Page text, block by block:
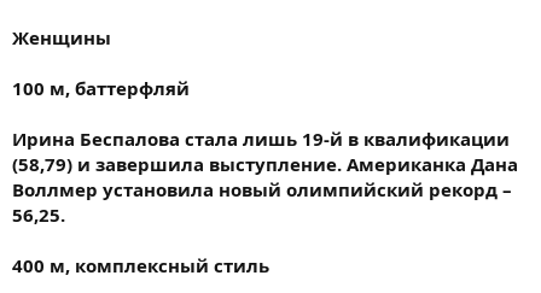
Женщины
100 м, баттерфляй
Ирина Беспалова стала лишь 19-й в квалификации
(58,79) и завершила выступление. Американка Дана
Воллмер установила новый олимпийский рекорд –
56,25.
400 м, комплексный стиль